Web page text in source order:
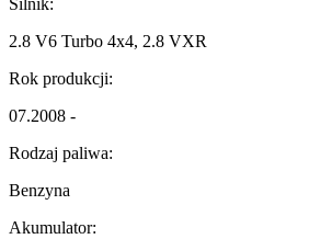
Silnik:
2.8 V6 Turbo 4x4, 2.8 VXR
Rok produkcji:
07.2008 -
Rodzaj paliwa:
Benzyna
Akumulator: